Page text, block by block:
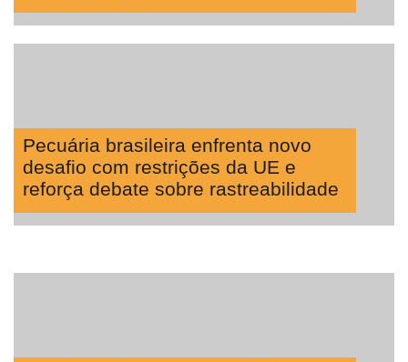
Lean
Way
CHB
Pecuária brasileira enfrenta novo
desafio com restrições da UE e
reforça debate sobre rastreabilidade